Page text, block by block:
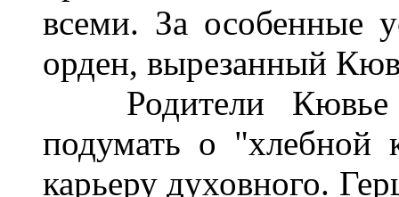
всеми. За особенные
орден, вырезанный
Родители Кювье
подумать о "хлебной
карьеру духовного.